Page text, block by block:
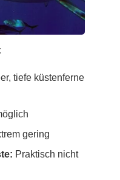
tiefe küstenferne
gering
Praktisch nicht